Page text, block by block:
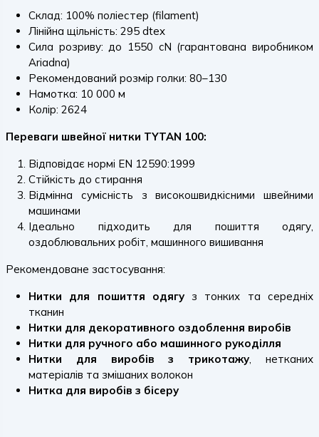
Склад: 100% поліестер (filament)
Лінійна щільність: 295 dtex
Сила розриву: до 1550 cN (гарантована виробником
Ariadna)
Рекомендований розмір голки: 80–130
Намотка: 10 000 м
Колір: 2624
Переваги швейної нитки TYTAN 100:
Відповідає нормі EN 12590:1999
Стійкість до стирання
Відмінна сумісність з високошвидкісними швейними
машинами
Ідеально підходить для пошиття одягу,
оздоблювальних робіт, машинного вишивання
Рекомендоване застосування:
Нитки для пошиття одягуз тонких та середніх
тканин
Нитки для декоративного оздоблення виробів
Нитки для ручного або машинного рукоділля
Нитки для виробів з трикотажу, нетканих
матеріалів та змішаних волокон
Нитка для виробів з бісеру